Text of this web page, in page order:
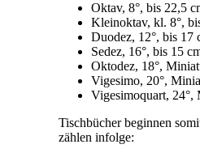
Oktav, 8°, bis 22,5
Kleinoktav, kl. 8°,
Duodez, 12°, bis 17
Sedez, 16°, bis 15
Oktodez, 18°,
Vigesimo, 20°,
Vigesimoquart, 24°,
Tischbücher beginnen
zählen infolge: